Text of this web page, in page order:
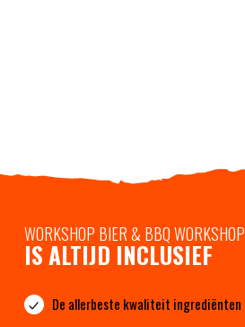
WORKSHOP BIER & BBQ WORKSHOP
IS ALTIJD INCLUSIEF
De allerbeste kwaliteit ingrediënten